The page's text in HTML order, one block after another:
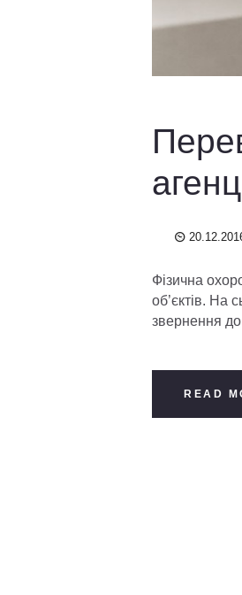
Фізична
об’єктів. На
звернення
READ